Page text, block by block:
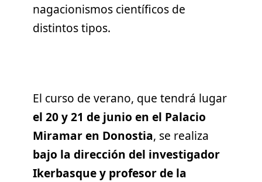
nagacionismos científicos de
distintos tipos.
El curso de verano, que tendrá lugar
el 20 y 21 de junio en el Palacio
Miramar en Donostia, se realiza
bajo la dirección del investigador
Ikerbasque y profesor de la